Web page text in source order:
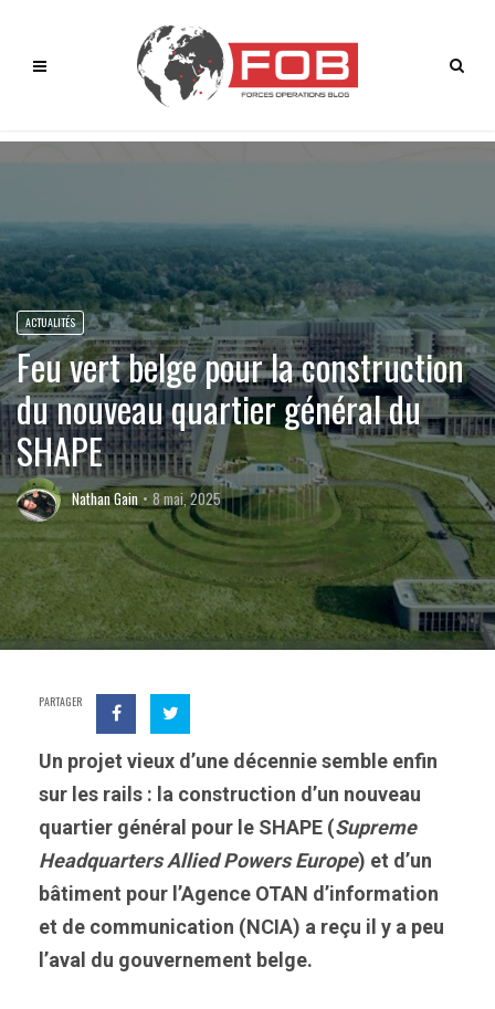
ACTUALITÉS
Feu vert belge pour la construction
du nouveau quartier général du
SHAPE
Nathan Gain 8 mai, 2025
PARTAGER
Un projet vieux d’une décennie semble enfin
sur les rails : la construction d’un nouveau
quartier général pour le SHAPE (Supreme
Headquarters Allied Powers Europe) et d’un
bâtiment pour l’Agence OTAN d’information
et de communication (NCIA) a reçu il y a peu
l’aval du gouvernement belge.